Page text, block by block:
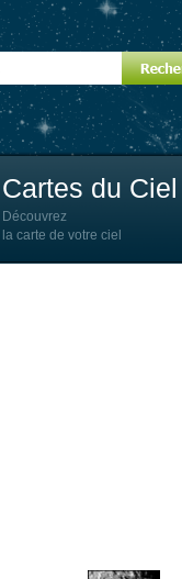
Cartes du Ciel
Découvrez
la carte de votre ciel